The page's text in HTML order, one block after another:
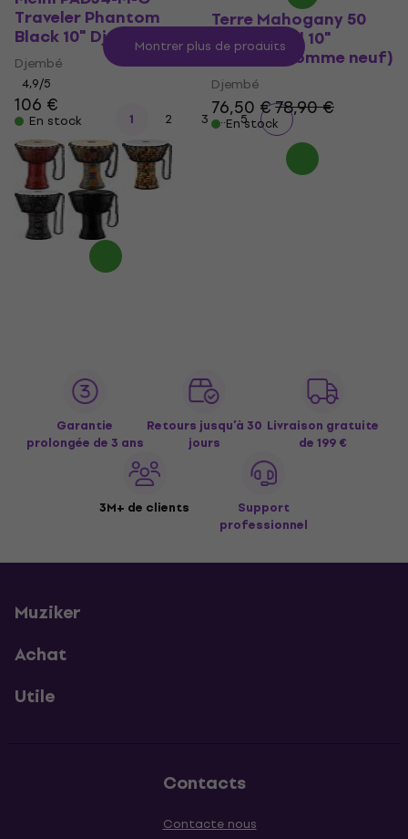
Traveler Phantom
Black 10" Djembé
Djembé
4,9/5
106 €
En stock
Terre Mahogany 50
cm Natural 10"
Djembé (Comme neuf)
Djembé
76,50 €78,90 €
En stock
Montrer plus de produits
1 2 3 ... 5
Garantie
prolongée de 3 ans
Retours jusqu’à 30
jours
Livraison gratuite
de 199 €
3M+ de clients
Support
professionnel
Muziker
Achat
Utile
Contacts
Contacte nous